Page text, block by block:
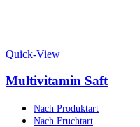
Quick-View
Multivitamin Saft
Nach Produktart
Nach Fruchtart